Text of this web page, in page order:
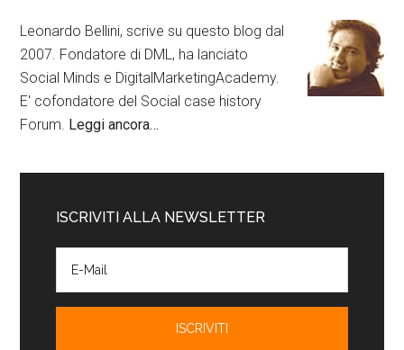
Leonardo Bellini, scrive su questo blog dal
2007. Fondatore di DML, ha lanciato
Social Minds e DigitalMarketingAcademy.
E' cofondatore del Social case history
Forum. Leggi ancora…
ISCRIVITI ALLA NEWSLETTER